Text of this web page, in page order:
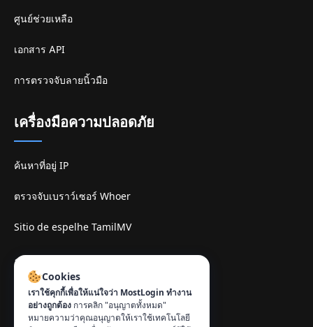
ศูนย์ช่วยเหลือ
เอกสาร API
การตรวจจับลายนิ้วมือ
เครื่องมือความปลอดภัย
ค้นหาที่อยู่ IP
ตรวจจับเบราว์เซอร์ Whoer
Sitio de espelhe TamilMV
ติดต่อ
info@mostlogin.com
Cookies
เราใช้คุกกี้เพื่อให้แน่ใจว่า MostLogin ทำงาน
อย่างถูกต้อง การคลิก "อนุญาตทั้งหมด"
หมายความว่าคุณอนุญาตให้เราใช้เทคโนโลยี